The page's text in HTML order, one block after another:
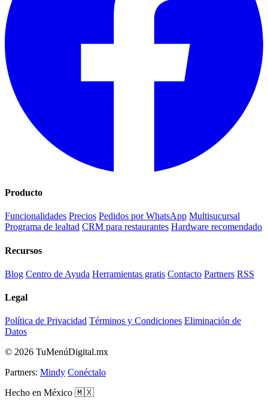
Producto
Funcionalidades Precios Pedidos por WhatsApp Multisucursal
Programa de lealtad CRM para restaurantes Hardware recomendado
Recursos
Blog Centro de Ayuda Herramientas gratis Contacto Partners RSS
Legal
Política de Privacidad Términos y Condiciones Eliminación de
Datos
© 2026 TuMenúDigital.mx
Partners: Mindy Conéctalo
Hecho en México 🇲🇽